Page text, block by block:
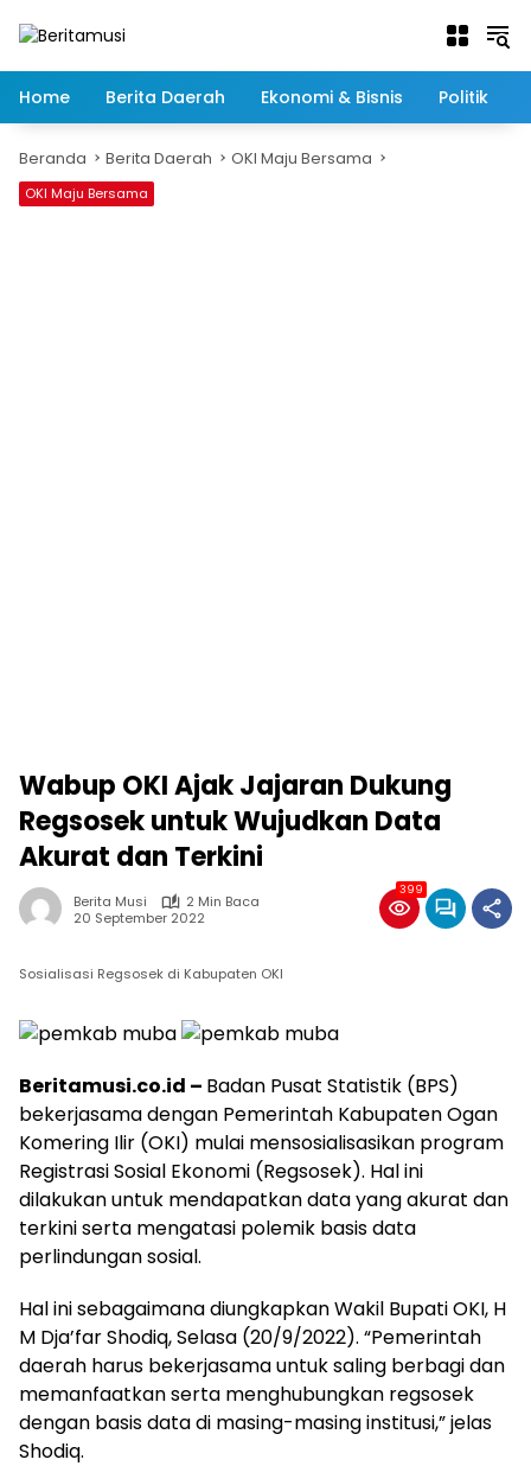
Home
Berita Daerah Ekonomi & Bisnis Politik
Beranda Berita Daerah OKI Maju Bersama
OKI Maju Bersama
Wabup OKI Ajak Jajaran Dukung
Regsosek untuk Wujudkan Data
Akurat dan Terkini
Berita Musi
2 Min Baca
20 September 2022
399
Sosialisasi Regsosek di Kabupaten OKI
Beritamusi.co.id – Badan Pusat Statistik (BPS)
bekerjasama dengan Pemerintah Kabupaten Ogan
Komering Ilir (OKI) mulai mensosialisasikan program
Registrasi Sosial Ekonomi (Regsosek). Hal ini
dilakukan untuk mendapatkan data yang akurat dan
terkini serta mengatasi polemik basis data
perlindungan sosial.
Hal ini sebagaimana diungkapkan Wakil Bupati OKI, H
M Dja’far Shodiq, Selasa (20/9/2022). “Pemerintah
daerah harus bekerjasama untuk saling berbagi dan
memanfaatkan serta menghubungkan regsosek
dengan basis data di masing-masing institusi,” jelas
Shodiq.